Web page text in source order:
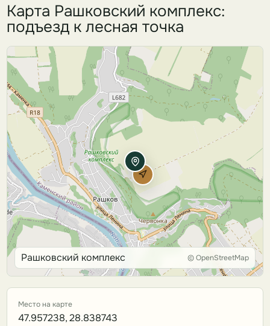
Карта Рашковский комплекс:
подъезд к лесная точка
Рашковский комплекс © OpenStreetMap
Место на карте
47.957238, 28.838743